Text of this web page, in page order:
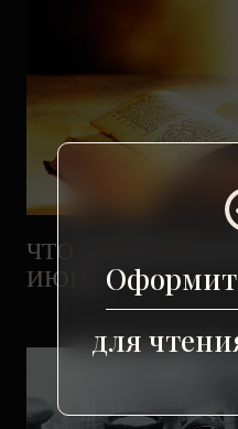
ЧТО ПОЧИТАТЬ И
ИЮНЕ
для